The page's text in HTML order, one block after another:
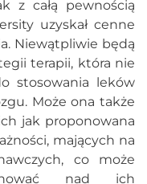
z całą pewnością
uzyskał cenne
Niewątpliwie będą
terapii, która nie
stosowania leków
Może ona także
jak proponowana
mających na
co może
nad ich